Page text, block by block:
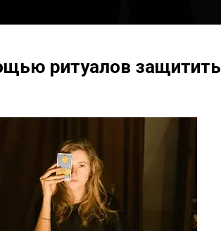
ритуалов защитить